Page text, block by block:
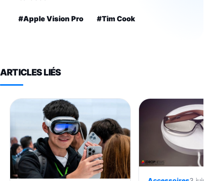
#Apple Vision Pro #Tim Cook
ARTICLES LIÉS